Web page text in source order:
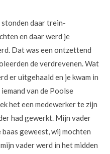
stonden daar trein-
en daar werd je
Dat was een ontzettend
de verdrevenen. Wat
er uitgehaald en je kwam in
van de Poolse
het een medewerker te zijn
had gewerkt. Mijn vader
geweest, wij mochten
vader werd in het midden